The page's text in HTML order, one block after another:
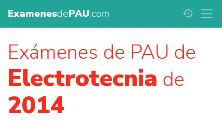
ExamenesdePAU.com history
Exámenes de PAU de
Electrotecnia de
2014